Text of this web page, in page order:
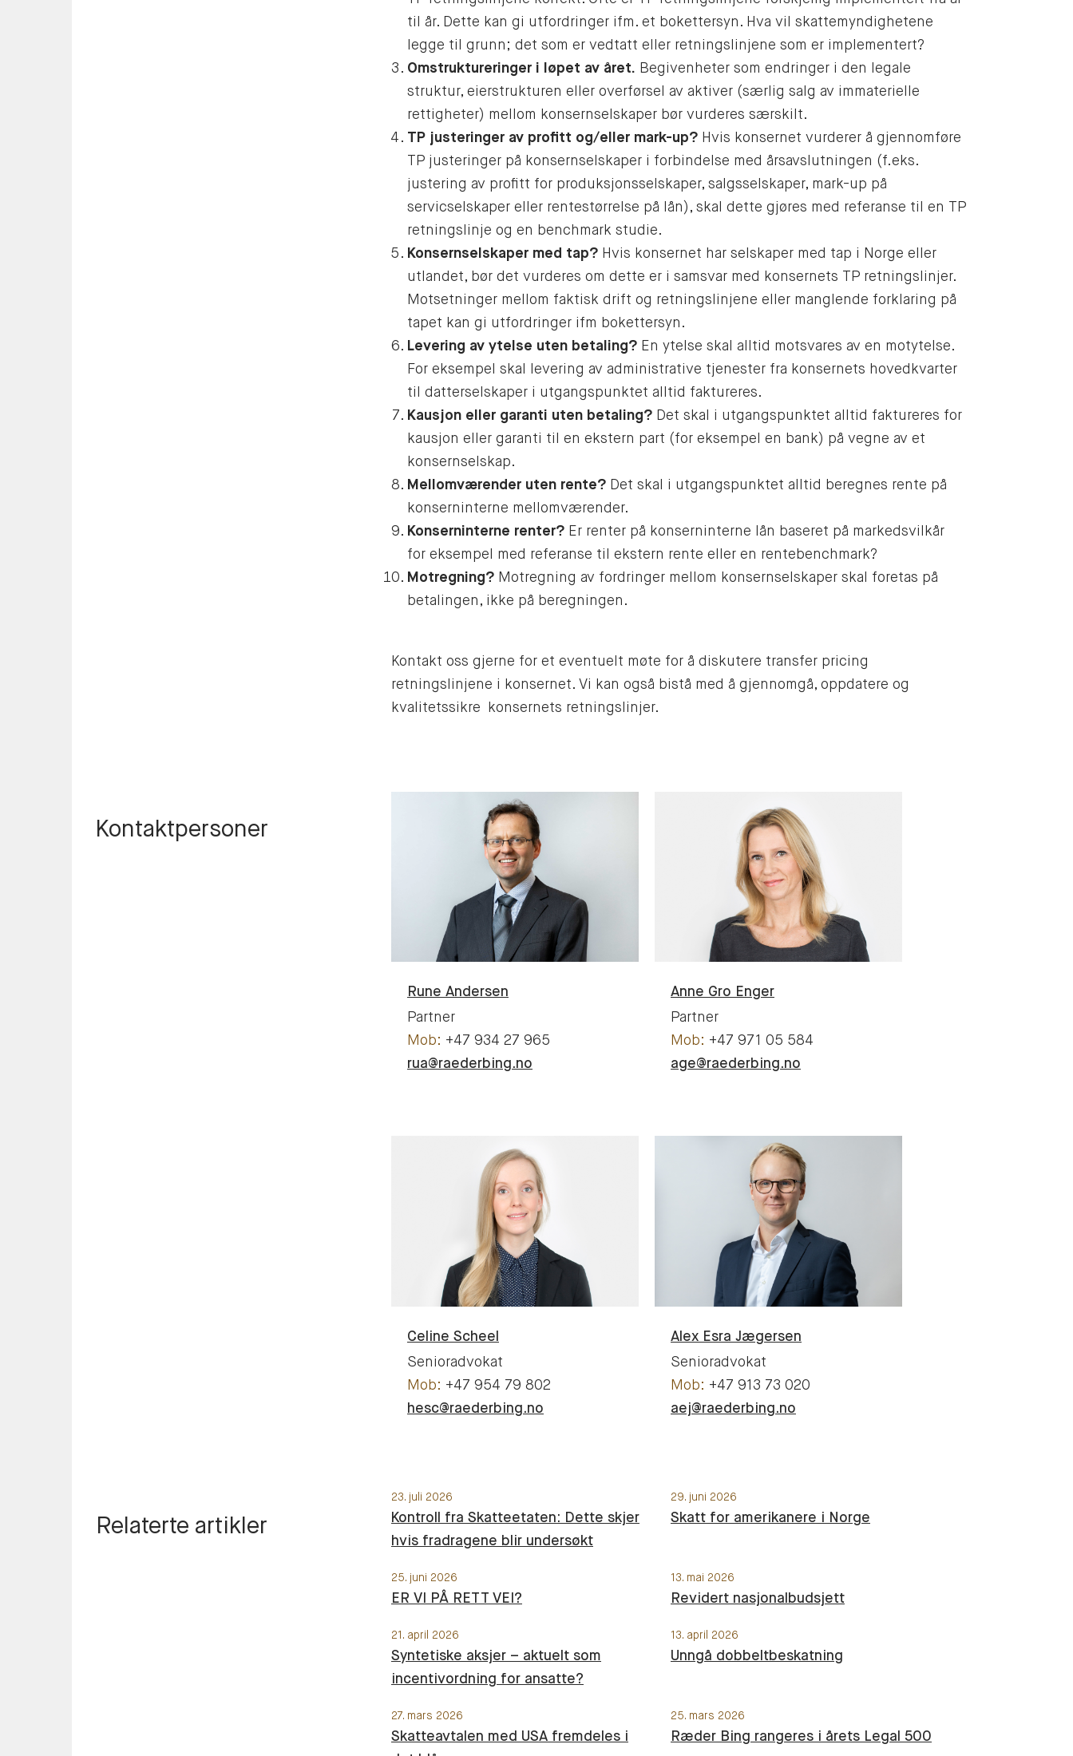
til år. Dette kan gi utfordringer ifm. et bokettersyn. Hva vil skattemyndighetene
legge til grunn; det som er vedtatt eller retningslinjene som er implementert?
Omstruktureringer i løpet av året. Begivenheter som endringer i den legale
struktur, eierstrukturen eller overførsel av aktiver (særlig salg av immaterielle
rettigheter) mellom konsernselskaper bør vurderes særskilt.
TP justeringer av profitt og/eller mark-up? Hvis konsernet vurderer å gjennomføre
TP justeringer på konsernselskaper i forbindelse med årsavslutningen (f.eks.
justering av profitt for produksjonsselskaper, salgsselskaper, mark-up på
servicselskaper eller rentestørrelse på lån), skal dette gjøres med referanse til en TP
retningslinje og en benchmark studie.
Konsernselskaper med tap? Hvis konsernet har selskaper med tap i Norge eller
utlandet, bør det vurderes om dette er i samsvar med konsernets TP retningslinjer.
Motsetninger mellom faktisk drift og retningslinjene eller manglende forklaring på
tapet kan gi utfordringer ifm bokettersyn.
Levering av ytelse uten betaling? En ytelse skal alltid motsvares av en motytelse.
For eksempel skal levering av administrative tjenester fra konsernets hovedkvarter
til datterselskaper i utgangspunktet alltid faktureres.
Kausjon eller garanti uten betaling? Det skal i utgangspunktet alltid faktureres for
kausjon eller garanti til en ekstern part (for eksempel en bank) på vegne av et
konsernselskap.
Mellomværender uten rente? Det skal i utgangspunktet alltid beregnes rente på
konserninterne mellomværender.
Konserninterne renter? Er renter på konserninterne lån baseret på markedsvilkår
for eksempel med referanse til ekstern rente eller en rentebenchmark?
Motregning? Motregning av fordringer mellom konsernselskaper skal foretas på
betalingen, ikke på beregningen.
Kontakt oss gjerne for et eventuelt møte for å diskutere transfer pricing
retningslinjene i konsernet. Vi kan også bistå med å gjennomgå, oppdatere og
kvalitetssikre konsernets retningslinjer.
Kontaktpersoner
Rune Andersen
Partner
+47 934 27 965
rua@raederbing.no
Anne Gro Enger
Partner
+47 971 05 584
age@raederbing.no
Celine Scheel
Senioradvokat
+47 954 79 802
hesc@raederbing.no
Alex Esra Jægersen
Senioradvokat
+47 913 73 020
aej@raederbing.no
Relaterte artikler
23. juli 2026
Kontroll fra Skatteetaten: Dette skjer
hvis fradragene blir undersøkt
29. juni 2026
Skatt for amerikanere i Norge
25. juni 2026
ER VI PÅ RETT VEI?
13. mai 2026
Revidert nasjonalbudsjett
21. april 2026
Syntetiske aksjer – aktuelt som
incentivordning for ansatte?
13. april 2026
Unngå dobbeltbeskatning
27. mars 2026
Skatteavtalen med USA fremdeles i
25. mars 2026
Ræder Bing rangeres i årets Legal 500